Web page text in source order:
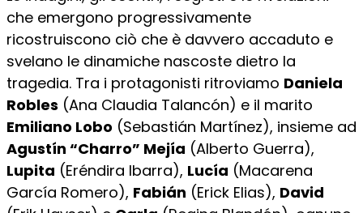
che emergono progressivamente
ricostruiscono ciò che è davvero accaduto e
svelano le dinamiche nascoste dietro la
tragedia. Tra i protagonisti ritroviamo Daniela
Robles (Ana Claudia Talancón) e il marito
Emiliano Lobo (Sebastián Martínez), insieme ad
Agustín “Charro” Mejía (Alberto Guerra),
Lupita (Eréndira Ibarra), Lucía (Macarena
García Romero), Fabián (Erick Elias), David